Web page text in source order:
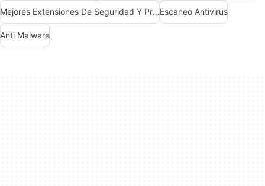
Mejores Extensiones De Seguridad Y Privacidad Para ChromeEscaneo Antivirus
Anti Malware